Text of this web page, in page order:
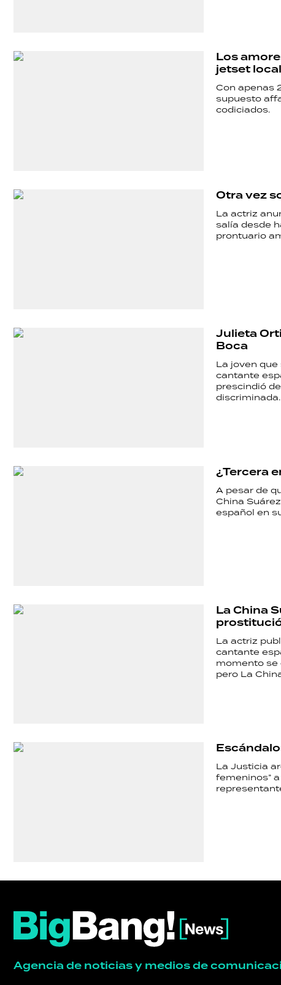
Los
jetset local
Con apenas
supuesto
codiciados.
Otra vez
La actriz
salía desde
prontuario
Julieta
Boca
La joven
cantante
prescindió
discriminada.
¿Tercera
A pesar de
China
español en
La China
La actriz
cantante
momento se
pero La
La Justicia
femeninos”
Agencia de noticias y medios de
GRAN
DEPORTES
TECNOLOGÍA